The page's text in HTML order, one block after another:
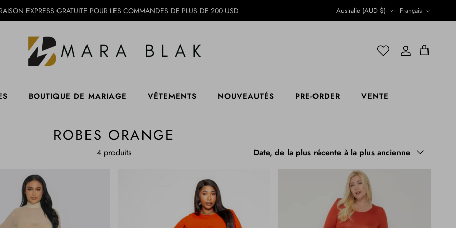
EXPRESS GRATUITE POUR LES COMMANDES DE PLUS DE 200 USD
Pays
Australie (AUD $) Français
CompteComptePanier
BOUTIQUE DE MARIAGE VÊTEMENTS NOUVEAUTÉS PRE-ORDER VENTE
ROBES ORANGE
4 produits Trier par
Date, de la plus récente à la plus ancienne